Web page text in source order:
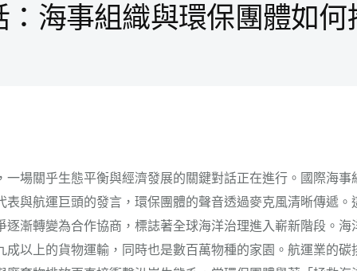
海事組織與環保團體如
一場關乎生態平衡與經濟發展的關鍵對話正在進行。國際海
表與航運巨頭的發言，環保團體的聲音透過麥克風清晰傳遞。
逐漸轉變為合作協商，標誌著全球海洋治理進入嶄新階段。海
成以上的貨物運輸，同時也是數百萬物種的家園。航運業的碳